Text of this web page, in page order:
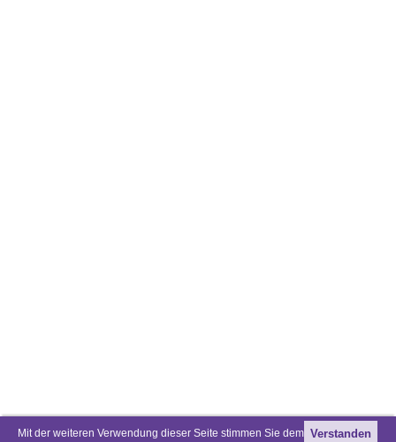
Mit der weiteren Verwendung dieser Seite stimmen Sie dem Verstanden